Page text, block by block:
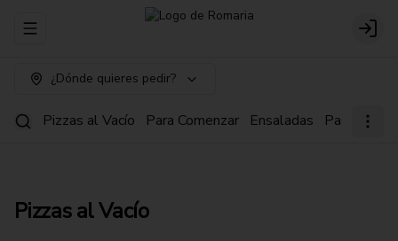
Abrir menu de navegación Login
¿Dónde quieres pedir?
Pizzas al Vacío Para Comenzar Ensaladas Pastas
Pizzas al Vacío